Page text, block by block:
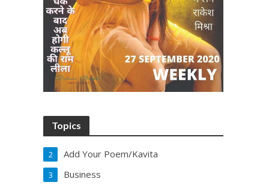
Topics
Add Your Poem/Kavita
2
Business
3